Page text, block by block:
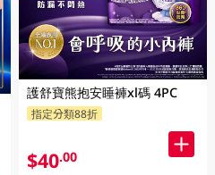
護舒寶熊抱安睡褲xl碼 4PC
指定分類88折
$40.00